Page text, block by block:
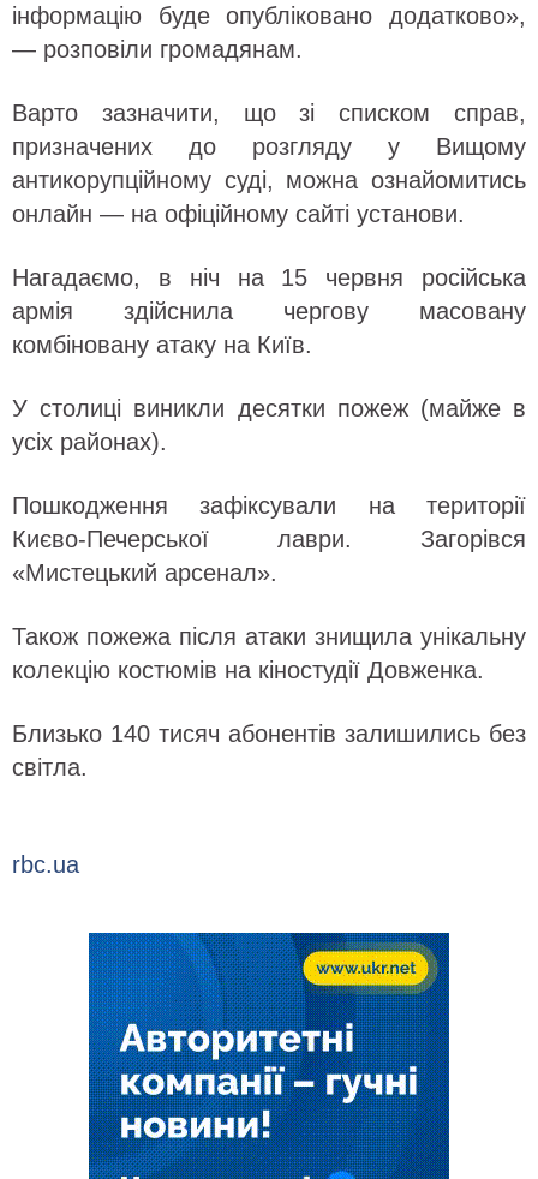
інформацію буде опубліковано додатково»,
— розповіли громадянам.
Варто зазначити, що зі списком справ,
призначених до розгляду у Вищому
антикорупційному суді, можна ознайомитись
онлайн — на офіційному сайті установи.
Нагадаємо, в ніч на 15 червня російська
армія здійснила чергову масовану
комбіновану атаку на Київ.
У столиці виникли десятки пожеж (майже в
усіх районах).
Пошкодження зафіксували на території
Києво-Печерської лаври. Загорівся
«Мистецький арсенал».
Також пожежа після атаки знищила унікальну
колекцію костюмів на кіностудії Довженка.
Близько 140 тисяч абонентів залишились без
світла.
rbc.ua